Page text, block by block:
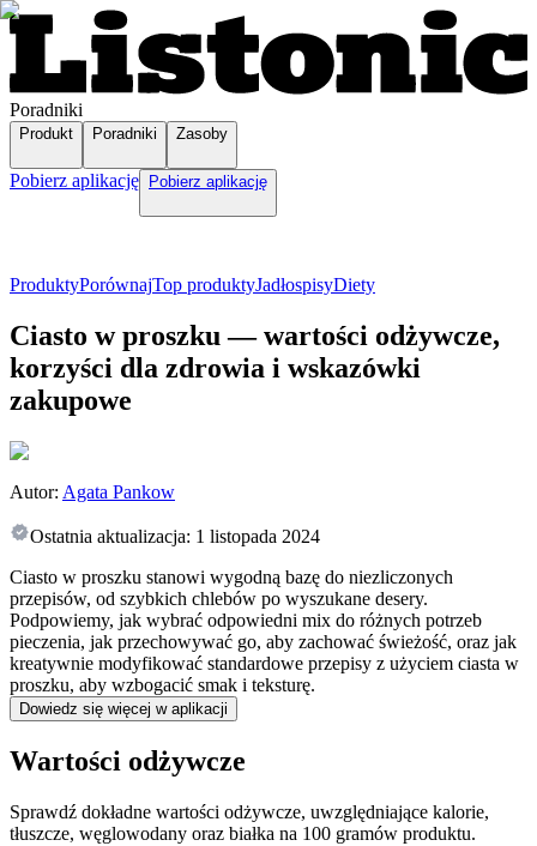
Poradniki
Produkt Poradniki Zasoby
Pobierz aplikację Pobierz aplikację
ProduktyPorównajTop produktyJadłospisyDiety
Ciasto w proszku — wartości odżywcze,
korzyści dla zdrowia i wskazówki
zakupowe
Autor: Agata Pankow
Ostatnia aktualizacja: 1 listopada 2024
Ciasto w proszku stanowi wygodną bazę do niezliczonych
przepisów, od szybkich chlebów po wyszukane desery.
Podpowiemy, jak wybrać odpowiedni mix do różnych potrzeb
pieczenia, jak przechowywać go, aby zachować świeżość, oraz jak
kreatywnie modyfikować standardowe przepisy z użyciem ciasta w
proszku, aby wzbogacić smak i teksturę.
Dowiedz się więcej w aplikacji
Wartości odżywcze
Sprawdź dokładne wartości odżywcze, uwzględniające kalorie,
tłuszcze, węglowodany oraz białka na 100 gramów produktu.